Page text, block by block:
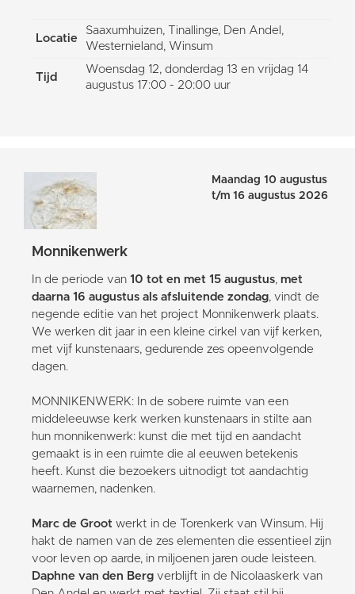
Locatie
Saaxumhuizen, Tinallinge, Den Andel,
Westernieland, Winsum
Tijd
Woensdag 12, donderdag 13 en vrijdag 14
augustus 17:00 - 20:00 uur
Maandag 10 augustus
t/m 16 augustus 2026
Monnikenwerk
In de periode van 10 tot en met 15 augustus, met
daarna 16 augustus als afsluitende zondag, vindt de
negende editie van het project Monnikenwerk plaats.
We werken dit jaar in een kleine cirkel van vijf kerken,
met vijf kunstenaars, gedurende zes opeenvolgende
dagen.
MONNIKENWERK: In de sobere ruimte van een
middeleeuwse kerk werken kunstenaars in stilte aan
hun monnikenwerk: kunst die met tijd en aandacht
gemaakt is in een ruimte die al eeuwen betekenis
heeft. Kunst die bezoekers uitnodigt tot aandachtig
waarnemen, nadenken.
Marc de Groot werkt in de Torenkerk van Winsum. Hij
hakt de namen van de zes elementen die essentieel zijn
voor leven op aarde, in miljoenen jaren oude leisteen.
Daphne van den Berg verblijft in de Nicolaaskerk van